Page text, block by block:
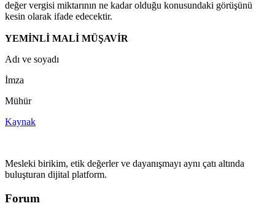
değer vergisi miktarının ne kadar olduğu konusundaki görüşünü
kesin olarak ifade edecektir.
YEMİNLİ MALİ MÜŞAVİR
Adı ve soyadı
İmza
Mühür
Kaynak
Mesleki birikim, etik değerler ve dayanışmayı aynı çatı altında
buluşturan dijital platform.
Forum